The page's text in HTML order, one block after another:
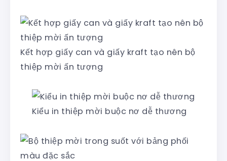
Kết hợp giấy can và giấy kraft tạo nên bộ
thiệp mời ấn tượng
Kiểu in thiệp mời buộc nơ dễ thương